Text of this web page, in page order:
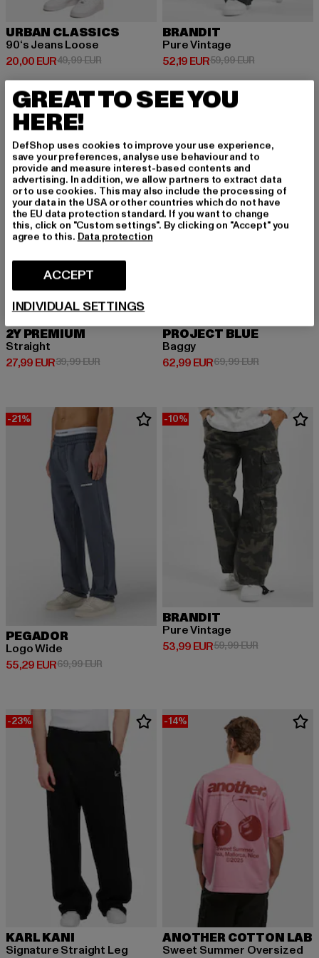
URBAN CLASSICS
90‘s Jeans Loose
20,00 EUR
Prix courant: 20,00 EUR
49,99 EURPrix en promotion: 49,99 EUR
BRANDIT
Pure Vintage
52,19 EUR
Prix courant: 52,19 EUR
59,99 EURPrix en
-30%
2Y PREMIUM
Straight
27,99 EUR
Prix courant: 27,99 EUR
39,99 EURPrix en promotion: 39,99 EUR
PROJECT BLUE
Baggy
62,99 EUR
Prix courant: 62,99 EUR
69,99 EURPrix en
-21%
PEGADOR
Logo Wide
55,29 EUR
Prix courant: 55,29 EUR
69,99 EURPrix en promotion: 69,99 EUR
-10%
BRANDIT
Pure Vintage
53,99 EUR
Prix courant: 53,99 EUR
59,99 EURPrix en
-23%
KARL KANI
Signature Straight Leg
-14%
ANOTHER COTTON LAB
Sweet Summer Oversized
GREAT TO SEE YOU
HERE!
DefShop uses cookies to improve your use experience,
save your preferences, analyse use behaviour and to
provide and measure interest-based contents and
advertising. In addition, we allow partners to extract data
or to use cookies. This may also include the processing of
your data in the USA or other countries which do not have
the EU data protection standard. If you want to change
this, click on "Custom settings". By clicking on "Accept" you
agree to this. Data protection
ACCEPT
INDIVIDUAL SETTINGS